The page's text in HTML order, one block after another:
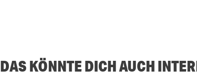
DAS KÖNNTE DICH AUCH